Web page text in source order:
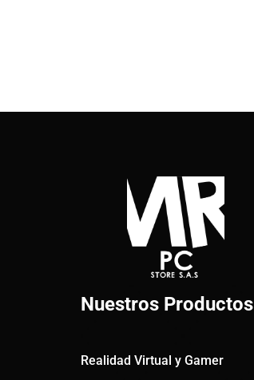
Nuestros Productos
Realidad Virtual y Gamer